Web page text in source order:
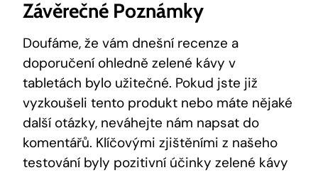
Závěrečné Poznámky
Doufáme, že vám dnešní recenze a
doporučení ohledně zelené kávy v
tabletách bylo užitečné. Pokud jste již
vyzkoušeli tento produkt nebo máte nějaké
další otázky, neváhejte nám napsat do
komentářů. Klíčovými zjištěními z našeho
testování byly pozitivní účinky zelené kávy